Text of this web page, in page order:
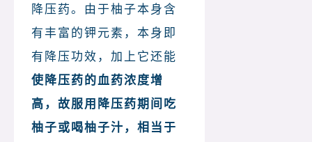
降压药。由于柚子本身含
有丰富的钾元素，本身即
有降压功效，加上它还能
使降压药的血药浓度增
高，故服用降压药期间吃
柚子或喝柚子汁，相当于